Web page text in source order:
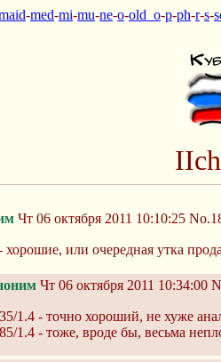
-med-mi-mu-ne-o-old_o-p-ph-r-s-
Чт 06 октября 2011 10:10:25
или очередная утка
Чт 06 октября 2011 10:34:00
35/1.4 - точно хороший, не хуже
85/1.4 - тоже, вроде бы, весьма